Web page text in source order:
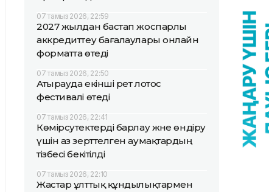
07 тамыз 2026, 22:59
2027 жылдан бастап жоспарлы
аккредиттеу бағалаулары онлайн
форматта өтеді
07 тамыз 2026, 22:50
Атырауда екінші рет лотос
фестивалі өтеді
07 тамыз 2026, 22:41
Көмірсутектерді барлау және өндіру
үшін аз зерттелген аумақтардың
тізбесі бекітілді
07 тамыз 2026, 22:10
Жастар ұлттық құндылықтармен